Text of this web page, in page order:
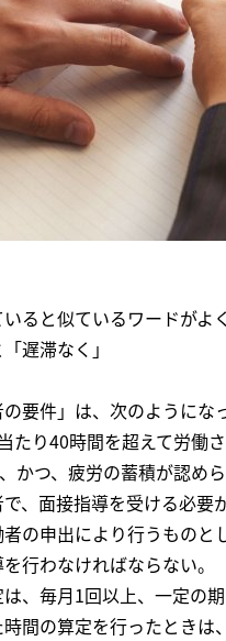
ると似ているワードがよ
遅滞なく」
要件」は、次のようにな
り40時間を超えて労働
かつ、疲労の蓄積が認め
、面接指導を受ける必要
の申出により行うものと
行わなければならない。
毎月1回以上、一定の期
間の算定を行ったときは